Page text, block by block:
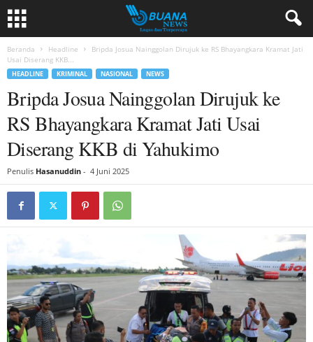
Beranda Headline
Bripda Josua Nainggolan Dirujuk ke RS Bhayangkara Kramat Jati
Usai Diserang KKB...
HEADLINE KRIMINAL NASIONAL NEWS
Bripda Josua Nainggolan Dirujuk ke
RS Bhayangkara Kramat Jati Usai
Diserang KKB di Yahukimo
Penulis Hasanuddin - 4 Juni 2025